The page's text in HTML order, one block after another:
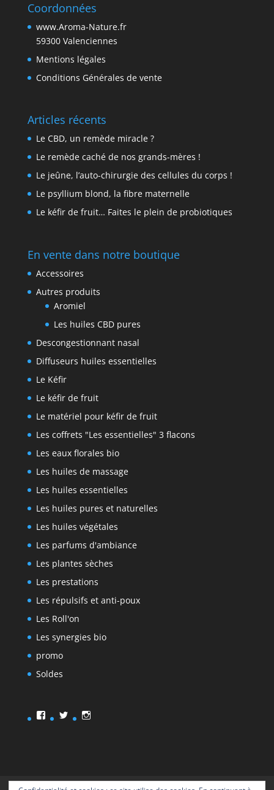
Coordonnées
www.Aroma-Nature.fr
59300 Valenciennes
Mentions légales
Conditions Générales de vente
Articles récents
Le CBD, un remède miracle ?
Le remède caché de nos grands-mères !
Le jeûne, l’auto-chirurgie des cellules du corps !
Le psyllium blond, la fibre maternelle
Le kéfir de fruit… Faites le plein de probiotiques
En vente dans notre boutique
Accessoires
Autres produits
Aromiel
Les huiles CBD pures
Descongestionnant nasal
Diffuseurs huiles essentielles
Le Kéfir
Le kéfir de fruit
Le matériel pour kéfir de fruit
Les coffrets "Les essentielles" 3 flacons
Les eaux florales bio
Les huiles de massage
Les huiles essentielles
Les huiles pures et naturelles
Les huiles végétales
Les parfums d'ambiance
Les plantes sèches
Les prestations
Les répulsifs et anti-poux
Les Roll'on
Les synergies bio
promo
Soldes
Facebook
TwitterInstagram